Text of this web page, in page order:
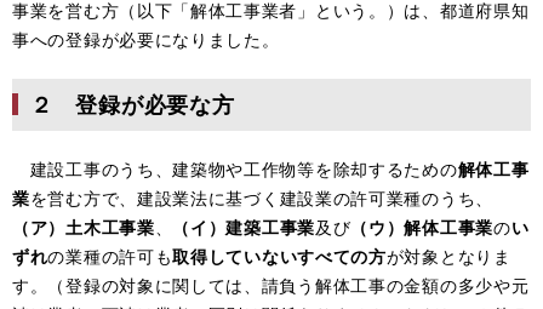
事業を営む方（以下「解体工事業者」という。）は、都道府県知
事への登録が必要になりました。
２ 登録が必要な方
建設工事のうち、建築物や工作物等を除却するための解体工事
業を営む方で、建設業法に基づく建設業の許可業種のうち、
（ア）土木工事業
（イ）建築工事業及び （ウ）解体工事業のい
ずれの業種の許可も取得していないすべての方が対象となりま
す。（登録の対象に関しては、請負う解体工事の金額の多少や元